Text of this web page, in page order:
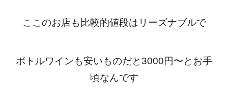
ここのお店も比較的値段はリーズナブルで
ボトルワインも安いものだと3000円〜とお手
頃なんです